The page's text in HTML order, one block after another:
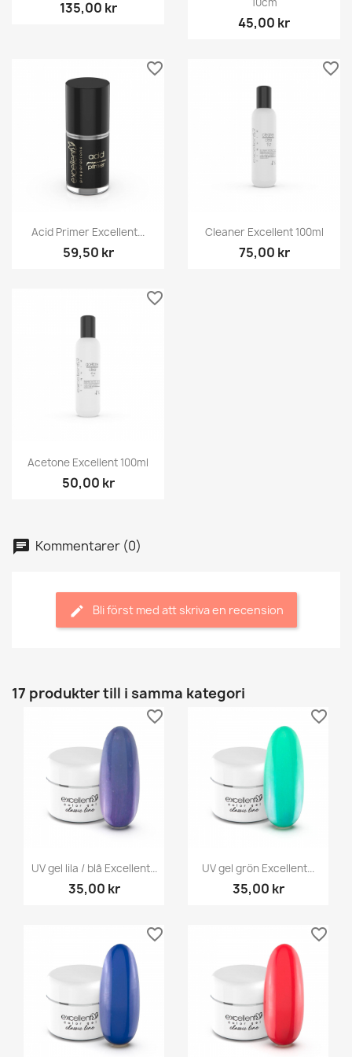
135,00 kr
45,00 kr
Acid Primer Excellent...
59,50 kr
favorite_border
Cleaner Excellent 100ml
75,00 kr
favorite_border
Acetone Excellent 100ml
50,00 kr
favorite_border
Kommentarer (0)
Bli först med att skriva en recension
17 produkter till i samma kategori
UV gel lila / blå Excellent...
35,00 kr
favorite_border
UV gel grön Excellent...
35,00 kr
favorite_border
favorite_border favorite_border